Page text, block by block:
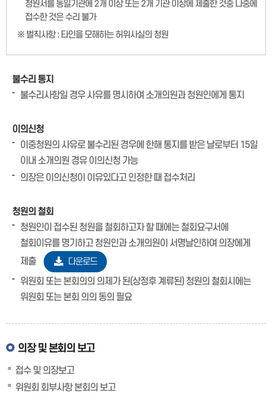
청원서를 동일기관에 2개 이상 또는 2개 기관 이상에 제출한 것중 나중에
접수한 것은 수리 불가
※ 벌칙사항 : 타인을 모해하는 허위사실의 청원
불수리 통지
불수리사항일 경우 사유를 명시하여 소개의원과 청원인에게 통지
이의신청
이중청원의 사유로 불수리된 경우에 한해 통지를 받은 날로부터 15일
이내 소개의원 경유 이의신청 가능
의장은 이의신청이 이유있다고 인정한 때 접수처리
청원의 철회
청원인이 접수된 청원을 철회하고자 할 때에는 철회요구서에
철회이유를 명기하고 청원인과 소개의원이 서명날인하여 의장에게
제출
다운로드
위원회 또는 본회의의 의제가 된(상정후 계류된) 청원의 철회시에는
위원회 또는 본회 의의 동의 필요
의장 및 본회의 보고
접수 및 의장보고
위원회 회부사항 본회의 보고